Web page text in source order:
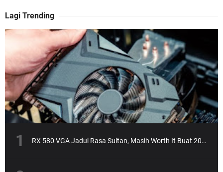
Lagi Trending
RX 580 VGA Jadul Rasa Sultan, Masih Worth It Buat 2025?